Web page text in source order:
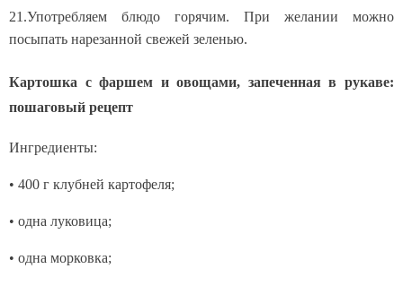
21.Употребляем блюдо горячим. При желании можно
посыпать нарезанной свежей зеленью.
Картошка с фаршем и овощами, запеченная в рукаве:
пошаговый рецепт
Ингредиенты:
• 400 г клубней картофеля;
• одна луковица;
• одна морковка;